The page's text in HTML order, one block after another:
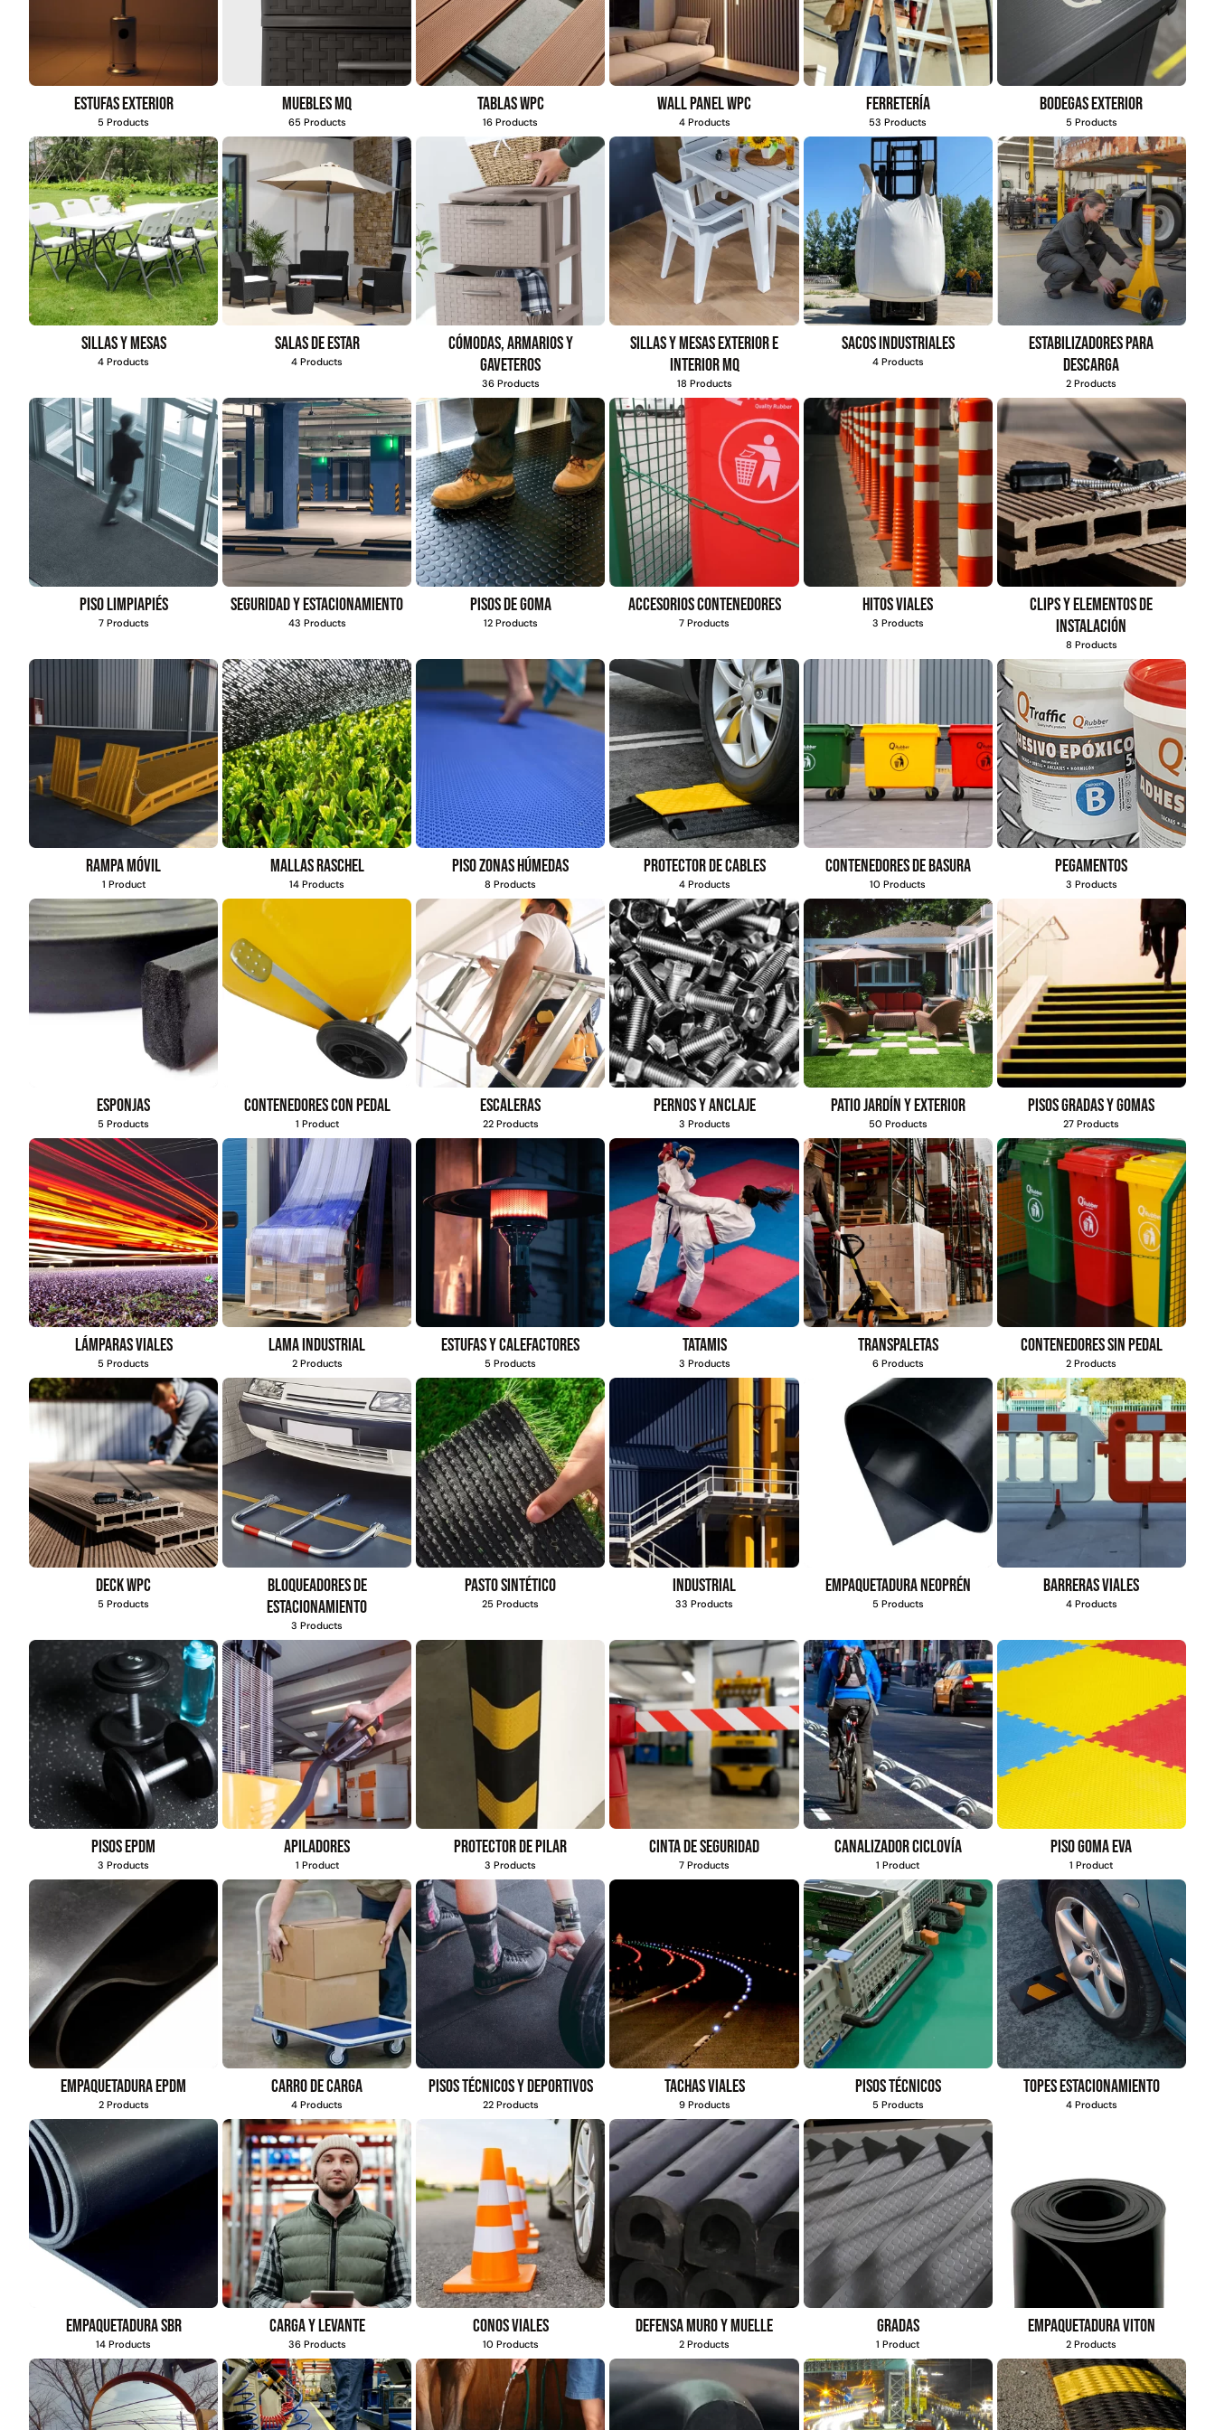
Estufas exterior
5 Products
Muebles MQ
65 Products
Tablas WPC
16 Products
Wall Panel WPC
4 Products
Ferretería
53 Products
Bodegas exterior
5 Products
Sillas y mesas
4 Products
Salas de estar
4 Products
Cómodas, armarios y
gaveteros
36 Products
Sillas y mesas exterior e
interior MQ
18 Products
Sacos industriales
4 Products
Estabilizadores para
descarga
2 Products
Piso limpiapiés
7 Products
Seguridad y estacionamiento
43 Products
Pisos de goma
12 Products
Accesorios contenedores
7 Products
Hitos viales
3 Products
Clips y elementos de
instalación
8 Products
Rampa móvil
1 Product
Mallas Raschel
14 Products
Piso zonas húmedas
8 Products
Protector de cables
4 Products
Contenedores de basura
10 Products
Pegamentos
3 Products
Esponjas
5 Products
Contenedores con pedal
1 Product
Escaleras
22 Products
Pernos y anclaje
3 Products
Patio jardín y exterior
50 Products
Pisos gradas y gomas
27 Products
Lámparas viales
5 Products
Lama industrial
2 Products
Estufas y calefactores
5 Products
Tatamis
3 Products
Transpaletas
6 Products
Contenedores sin pedal
2 Products
Deck WPC
5 Products
Bloqueadores de
estacionamiento
3 Products
Pasto sintético
25 Products
Industrial
33 Products
Empaquetadura Neoprén
5 Products
Barreras viales
4 Products
Pisos EPDM
3 Products
Apiladores
1 Product
Protector de pilar
3 Products
Cinta de seguridad
7 Products
Canalizador ciclovía
1 Product
Piso goma eva
1 Product
Empaquetadura EPDM
2 Products
Carro de carga
4 Products
Pisos técnicos y deportivos
22 Products
Tachas viales
9 Products
Pisos técnicos
5 Products
Topes estacionamiento
4 Products
Empaquetadura SBR
14 Products
Carga y levante
36 Products
Conos viales
10 Products
Defensa muro y muelle
2 Products
Gradas
1 Product
Empaquetadura Viton
2 Products